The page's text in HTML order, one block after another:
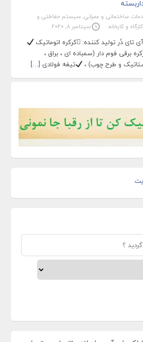
ساختمانی و عمرانی, سیستم حفاظتی و
کارگاه و کارخانه سپتامبر 8, 2020
تای دُر تولید کننده:⃣کرکره اتوماتیک
برقی فوم دار (سمباده ای ، براق ،
و طرح چوب) ،
تیغه فولادی […]